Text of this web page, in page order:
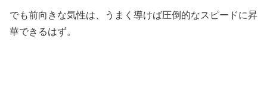
でも前向きな気性は、うまく導けば圧倒的なスピードに昇
華できるはず。